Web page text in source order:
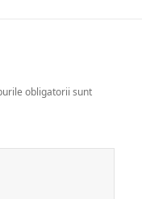
obligatorii sunt